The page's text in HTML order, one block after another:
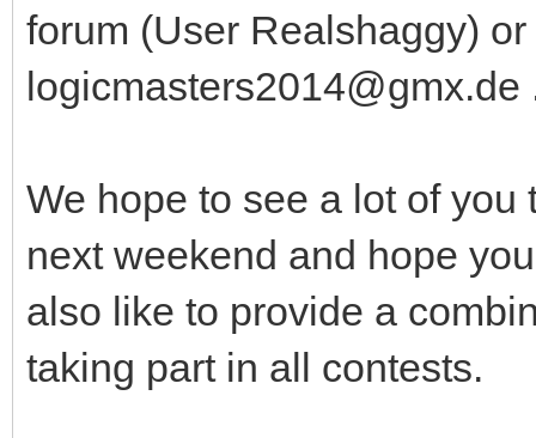
forum (User Realshaggy)
logicmasters2014@gmx.de
We hope to see a lot of
next weekend and hope
also like to provide a
taking part in all contests.